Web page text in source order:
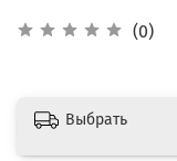
(0)
Выбрать